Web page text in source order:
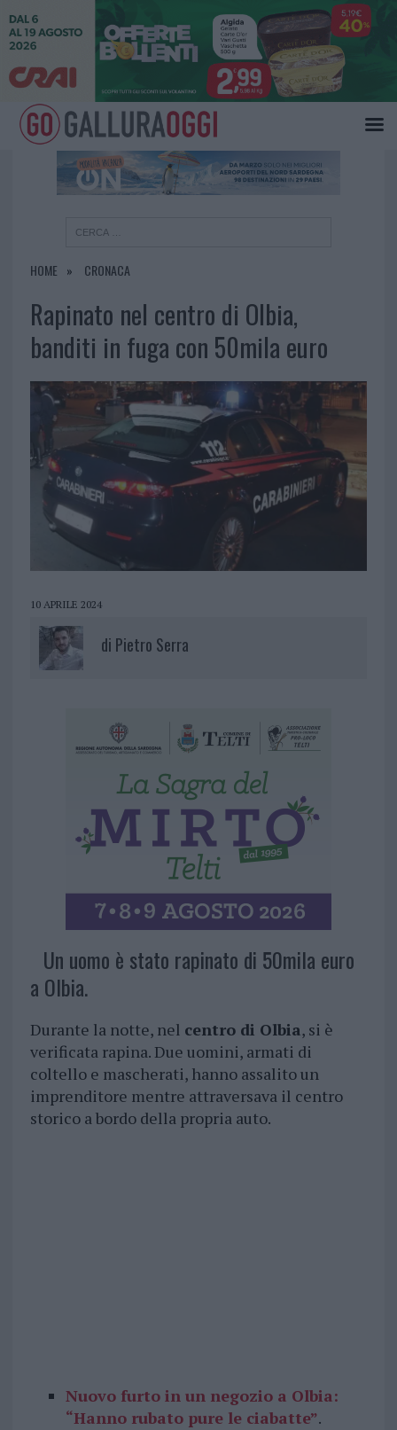
HOME CRONACA
Rapinato nel centro di Olbia,
banditi in fuga con 50mila euro
10 APRILE 2024
di Pietro Serra
Un uomo è stato rapinato di 50mila euro
a Olbia.
Durante la notte, nel centro di Olbia, si è
verificata rapina. Due uomini, armati di
coltello e mascherati, hanno assalito un
imprenditore mentre attraversava il centro
storico a bordo della propria auto.
Nuovo furto in un negozio a Olbia:
“Hanno rubato pure le ciabatte”.
×